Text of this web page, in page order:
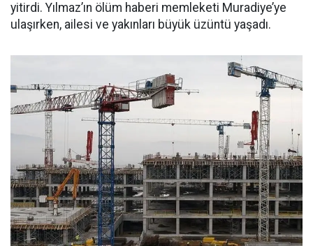
yitirdi. Yılmaz’ın ölüm haberi memleketi Muradiye’ye
ulaşırken, ailesi ve yakınları büyük üzüntü yaşadı.